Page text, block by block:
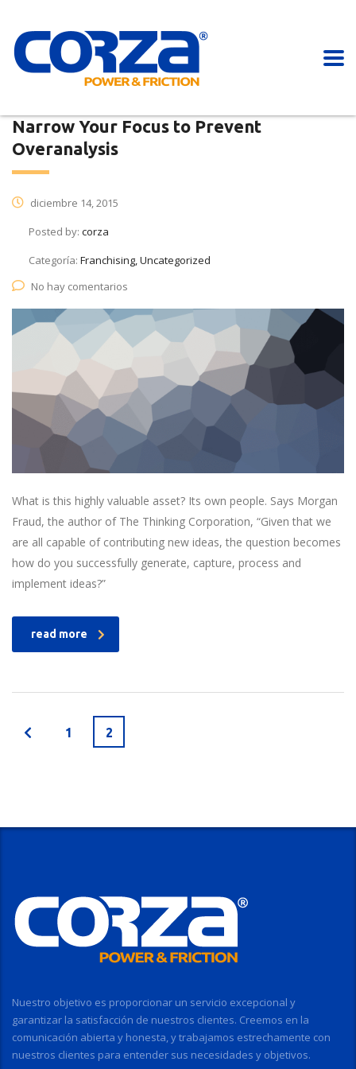
Narrow Your Focus to Prevent
Overanalysis
diciembre 14, 2015
Posted by: corza
Categoría: Franchising, Uncategorized
No hay comentarios
What is this highly valuable asset? Its own people. Says Morgan
Fraud, the author of The Thinking Corporation, “Given that we
are all capable of contributing new ideas, the question becomes
how do you successfully generate, capture, process and
implement ideas?”
read more
1 2
Nuestro objetivo es proporcionar un servicio excepcional y
garantizar la satisfacción de nuestros clientes. Creemos en la
comunicación abierta y honesta, y trabajamos estrechamente con
nuestros clientes para entender sus necesidades y objetivos.